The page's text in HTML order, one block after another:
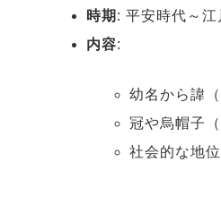
時期 : 平安時代～江
内容:
幼名から諱
冠や烏帽子
社会的な地